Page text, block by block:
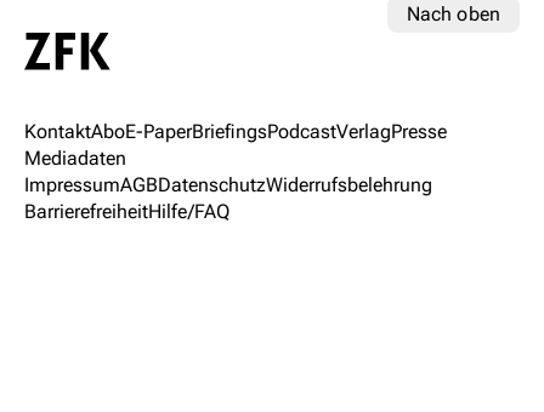
Nach oben
KontaktAboE-PaperBriefingsPodcastVerlagPresse
Mediadaten
ImpressumAGBDatenschutzWiderrufsbelehrung
BarrierefreiheitHilfe/FAQ